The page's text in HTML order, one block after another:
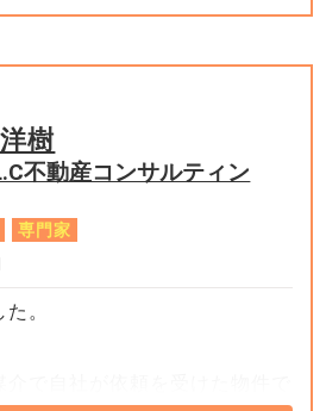
樹
不動産コンサルティン
専門家
。
で自社が依頼を受けた物件で